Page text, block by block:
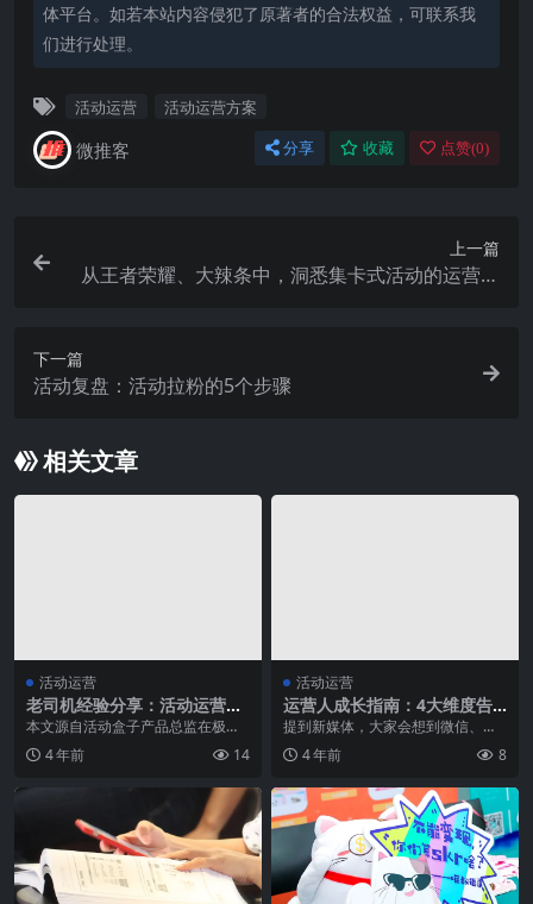
体平台。如若本站内容侵犯了原著者的合法权益，可联系我
们进行处理。
活动运营 活动运营方案
微推客 分享 收藏 点赞(0)
上一篇
从王者荣耀、大辣条中，洞悉集卡式活动的运营逻
下一篇
活动复盘：活动拉粉的5个步骤
相关文章
活动运营
老司机经验分享：活动运营要
掌握哪些套路
本文源自活动盒子产品总监在极光
开发者线下沙龙活动《数据驱动下
的产品运营》的分享，...
4 年前 14
活动运营
运营人成长指南：4大维度告
诉你，如何成为新媒体操盘手
提到新媒体，大家会想到微信、微
博、抖音等社交流量平台，这些已
经是大多数企业获客的...
4 年前 8